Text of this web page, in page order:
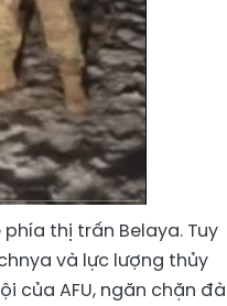
thị trấn Belaya. Tuy
và lực lượng thủy
của AFU, ngăn chặn đà